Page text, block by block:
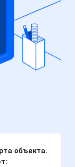
объекта.